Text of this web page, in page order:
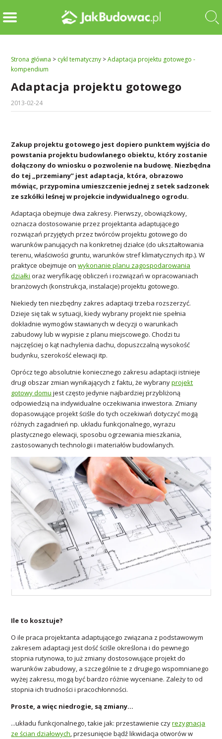
Strona główna > cykl tematyczny >Adaptacja projektu gotowego -
kompendium
Adaptacja projektu gotowego
2013-02-24
Zakup projektu gotowego jest dopiero punktem wyjścia do
powstania projektu budowlanego obiektu, który zostanie
dołączony do wniosku o pozwolenie na budowę. Niezbędna
do tej „przemiany” jest adaptacja, która, obrazowo
mówiąc, przypomina umieszczenie jednej z setek sadzonek
ze szkółki leśnej w projekcie indywidualnego ogrodu.
Adaptacja obejmuje dwa zakresy. Pierwszy, obowiązkowy,
oznacza dostosowanie przez projektanta adaptującego
rozwiązań przyjętych przez twórców projektu gotowego do
warunków panujących na konkretnej działce (do ukształtowania
terenu, właściwości gruntu, warunków stref klimatycznych itp.). W
praktyce obejmuje onwykonanie planu zagospodarowania
działki oraz weryfikację obliczeń i rozwiązań w opracowaniach
branżowych (konstrukcja, instalacje) projektu gotowego.
Niekiedy ten niezbędny zakres adaptacji trzeba rozszerzyć.
Dzieje się tak w sytuacji, kiedy wybrany projekt nie spełnia
dokładnie wymogów stawianych w decyzji o warunkach
zabudowy lub w wypisie z planu miejscowego. Chodzi tu
najczęściej o kąt nachylenia dachu, dopuszczalną wysokość
budynku, szerokość elewacji itp.
Oprócz tego absolutnie koniecznego zakresu adaptacji istnieje
drugi obszar zmian wynikających z faktu, że wybranyprojekt
gotowy domu jest często jedynie najbardziej przybliżoną
odpowiedzią na indywidualne oczekiwania inwestora. Zmiany
dopasowujące projekt ściśle do tych oczekiwań dotyczyć mogą
różnych zagadnień np. układu funkcjonalnego, wyrazu
plastycznego elewacji, sposobu ogrzewania mieszkania,
zastosowanych technologii i materiałów budowlanych.
Ile to kosztuje?
O ile praca projektanta adaptującego związana z podstawowym
zakresem adaptacji jest dość ściśle określona i do pewnego
stopnia rutynowa, to już zmiany dostosowujące projekt do
warunków zabudowy, a szczególnie te z drugiego wspomnianego
wyżej zakresu, mogą być bardzo różnie wyceniane. Zależy to od
stopnia ich trudności i pracochłonności.
Proste, a więc niedrogie, są zmiany...
...układu funkcjonalnego, takie jak: przestawienie czyrezygnacja
ze ścian działowych, przesunięcie bądź likwidacja otworów w